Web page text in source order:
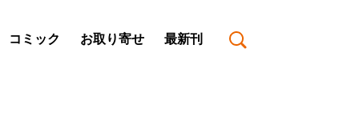
コミック お取り寄せ 最新刊